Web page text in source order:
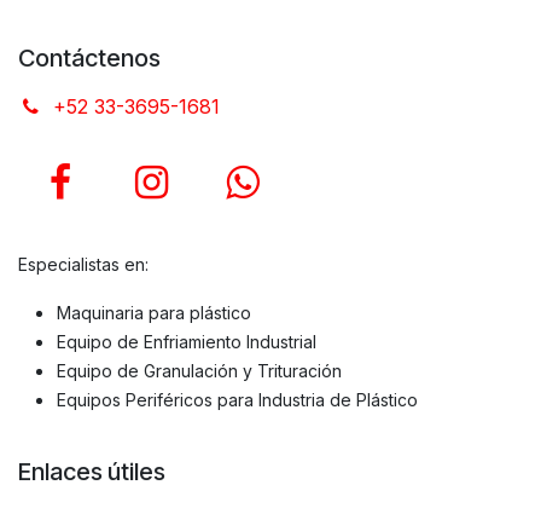
Contáctenos
+52 33-3695-1681
Especialistas en:
Maquinaria para plástico
Equipo de Enfriamiento Industrial
Equipo de Granulación y Trituración
Equipos Periféricos para Industria de Plástico
Enlaces útiles